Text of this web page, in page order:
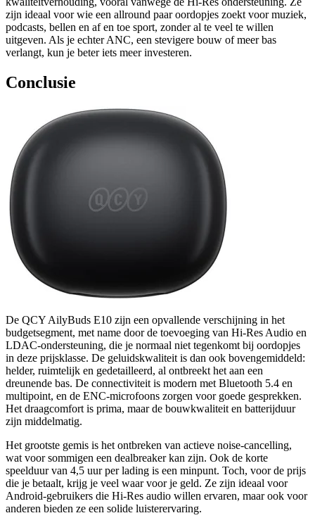
zijn ideaal voor wie een allround paar oordopjes zoekt voor muziek,
podcasts, bellen en af en toe sport, zonder al te veel te willen
uitgeven. Als je echter ANC, een stevigere bouw of meer bas
verlangt, kun je beter iets meer investeren.
Conclusie
De QCY AilyBuds E10 zijn een opvallende verschijning in het
budgetsegment, met name door de toevoeging van Hi-Res Audio en
LDAC-ondersteuning, die je normaal niet tegenkomt bij oordopjes
in deze prijsklasse. De geluidskwaliteit is dan ook bovengemiddeld:
helder, ruimtelijk en gedetailleerd, al ontbreekt het aan een
dreunende bas. De connectiviteit is modern met Bluetooth 5.4 en
multipoint, en de ENC-microfoons zorgen voor goede gesprekken.
Het draagcomfort is prima, maar de bouwkwaliteit en batterijduur
zijn middelmatig.
Het grootste gemis is het ontbreken van actieve noise-cancelling,
wat voor sommigen een dealbreaker kan zijn. Ook de korte
speelduur van 4,5 uur per lading is een minpunt. Toch, voor de prijs
die je betaalt, krijg je veel waar voor je geld. Ze zijn ideaal voor
Android-gebruikers die Hi-Res audio willen ervaren, maar ook voor
anderen bieden ze een solide luisterervaring.